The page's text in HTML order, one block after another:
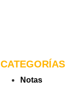
CATEGORÍAS
Notas